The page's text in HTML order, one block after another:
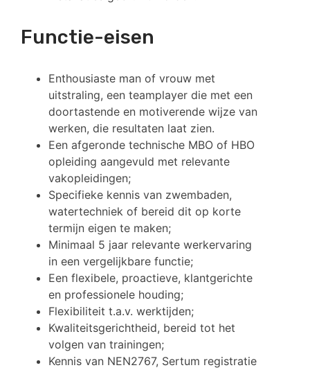
Functie-eisen
Enthousiaste man of vrouw met
uitstraling, een teamplayer die met een
doortastende en motiverende wijze van
werken, die resultaten laat zien.
Een afgeronde technische MBO of HBO
opleiding aangevuld met relevante
vakopleidingen;
Specifieke kennis van zwembaden,
watertechniek of bereid dit op korte
termijn eigen te maken;
Minimaal 5 jaar relevante werkervaring
in een vergelijkbare functie;
Een flexibele, proactieve, klantgerichte
en professionele houding;
Flexibiliteit t.a.v. werktijden;
Kwaliteitsgerichtheid, bereid tot het
volgen van trainingen;
Kennis van NEN2767, Sertum registratie